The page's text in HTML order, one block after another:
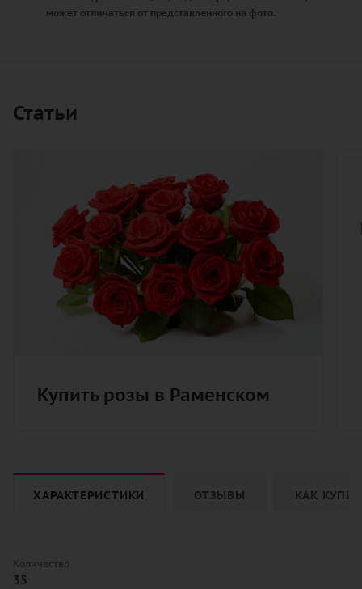
может отличаться от представленного на фото.
Статьи
Купить розы в Раменском
ХАРАКТЕРИСТИКИ ОТЗЫВЫ КАК
35